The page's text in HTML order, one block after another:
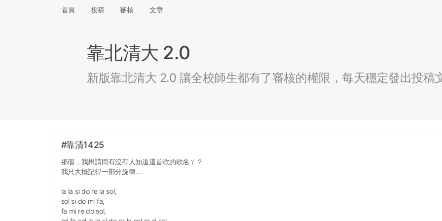
首頁 投稿 審核 文章
靠北清大 2.0
新版靠北清大 2.0 讓全校師生都有了審核的權限，每天穩定發出投稿
#靠清1425
那個，我想請問有沒有人知道這首歌的歌名ㄚ？
我只大概記得一部分旋律....
la la si do re la sol,
sol si do mi fa,
fa mi re do sol,